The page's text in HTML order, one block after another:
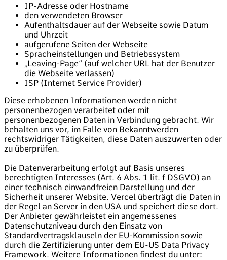
IP-Adresse oder Hostname
den verwendeten Browser
Aufenthaltsdauer auf der Webseite sowie Datum
und Uhrzeit
aufgerufene Seiten der Webseite
Spracheinstellungen und Betriebssystem
„Leaving-Page“ (auf welcher URL hat der Benutzer
die Webseite verlassen)
ISP (Internet Service Provider)
Diese erhobenen Informationen werden nicht
personenbezogen verarbeitet oder mit
personenbezogenen Daten in Verbindung gebracht. Wir
behalten uns vor, im Falle von Bekanntwerden
rechtswidriger Tätigkeiten, diese Daten auszuwerten oder
zu überprüfen.
Die Datenverarbeitung erfolgt auf Basis unseres
berechtigten Interesses (Art. 6 Abs. 1 lit. f DSGVO) an
einer technisch einwandfreien Darstellung und der
Sicherheit unserer Website. Vercel überträgt die Daten in
der Regel an Server in den USA und speichert diese dort.
Der Anbieter gewährleistet ein angemessenes
Datenschutzniveau durch den Einsatz von
Standardvertragsklauseln der EU-Kommission sowie
durch die Zertifizierung unter dem EU-US Data Privacy
Framework. Weitere Informationen findest du unter: